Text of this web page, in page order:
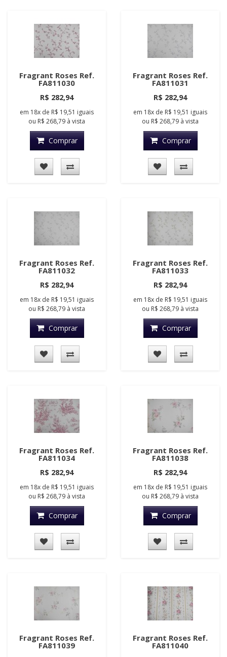
Fragrant Roses Ref.
FA811030
R$ 282,94
em 18x de R$ 19,51 iguais
ou R$ 268,79 à vista
Comprar
Fragrant Roses Ref.
FA811031
R$ 282,94
em 18x de R$ 19,51 iguais
ou R$ 268,79 à vista
Comprar
Fragrant Roses Ref.
FA811032
R$ 282,94
em 18x de R$ 19,51 iguais
ou R$ 268,79 à vista
Comprar
Fragrant Roses Ref.
FA811033
R$ 282,94
em 18x de R$ 19,51 iguais
ou R$ 268,79 à vista
Comprar
Fragrant Roses Ref.
FA811034
R$ 282,94
em 18x de R$ 19,51 iguais
ou R$ 268,79 à vista
Comprar
Fragrant Roses Ref.
FA811038
R$ 282,94
em 18x de R$ 19,51 iguais
ou R$ 268,79 à vista
Comprar
Fragrant Roses Ref.
FA811039
Fragrant Roses Ref.
FA811040